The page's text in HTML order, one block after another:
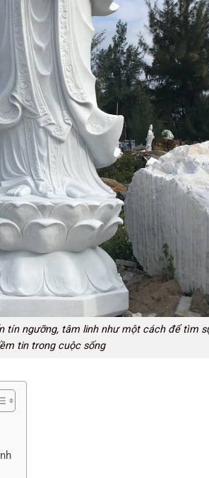
tín ngưỡng, tâm linh như một cách để tìm
tin trong cuộc sống